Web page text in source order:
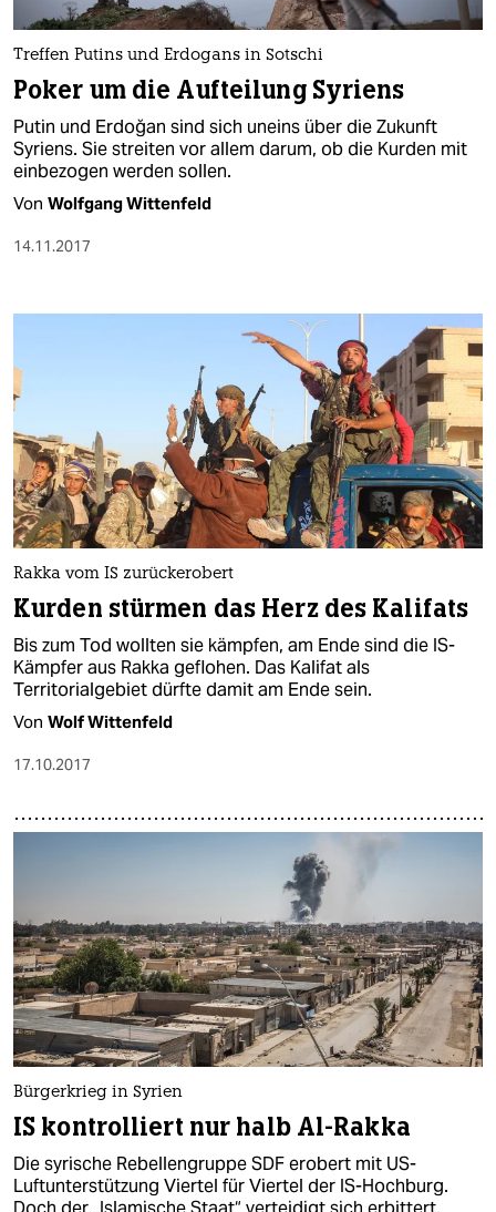
nord
wahrheit
verlag
verlag
veranstaltungen
unterstützen
abo
genossenschaft
epaper login
Treffen Putins und Erdogans in Sotschi
Poker um die Aufteilung Syriens
Putin und Erdoğan sind sich uneins über die Zukunft
Syriens. Sie streiten vor allem darum, ob die Kurden mit
einbezogen werden sollen.
Von Wolfgang Wittenfeld
14.11.2017
Rakka vom IS zurückerobert
Kurden stürmen das Herz des Kalifats
Bis zum Tod wollten sie kämpfen, am Ende sind die IS-
Kämpfer aus Rakka geflohen. Das Kalifat als
Territorialgebiet dürfte damit am Ende sein.
Von Wolf Wittenfeld
17.10.2017
Bürgerkrieg in Syrien
IS kontrolliert nur halb Al-Rakka
Die syrische Rebellengruppe SDF erobert mit US-
Luftunterstützung Viertel für Viertel der IS-Hochburg.